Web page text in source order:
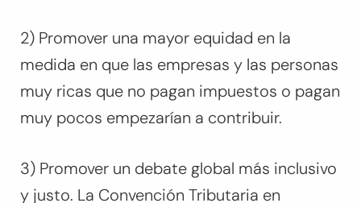
2) Promover una mayor equidad en la
medida en que las empresas y las personas
muy ricas que no pagan impuestos o pagan
muy pocos empezarían a contribuir.
3) Promover un debate global más inclusivo
y justo. La Convención Tributaria en